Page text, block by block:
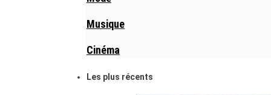
Musique
Cinéma
Les plus récents